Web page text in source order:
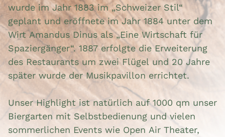
wurde im Jahr 1883 im „Schweizer Stil“
geplant und eröffnete im Jahr 1884 unter dem
Wirt Amandus Dinus als „Eine Wirtschaft für
Spaziergänger“. 1887 erfolgte die Erweiterung
des Restaurants um zwei Flügel und 20 Jahre
später wurde der Musikpavillon errichtet.
Unser Highlight ist natürlich auf 1000 qm unser
Biergarten mit Selbstbedienung und vielen
sommerlichen Events wie Open Air Theater,